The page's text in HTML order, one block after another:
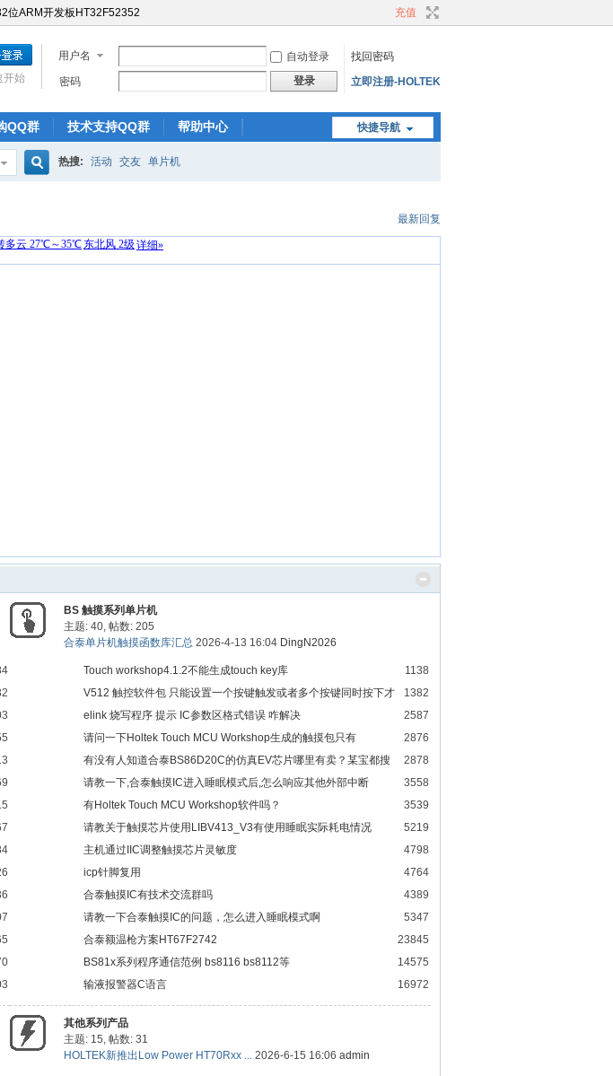
充值
用户名 自动登录
找回密码
密码
登录 立即注册-HOLTEK
开始
快捷导航
QQ群 技术支持QQ群 帮助中心
索
热搜: 活动 交友 单片机
最新回复
BS 触摸系列单片机
主题: 40, 帖数: 205
合泰单片机触摸函数库汇总 2026-4-13 16:04 DingN2026
1138
Touch workshop4.1.2不能生成touch key库
1382
V512 触控软件包 只能设置一个按键触发或者多个按键同时按下才
触发吗？
2587
elink 烧写程序 提示 IC参数区格式错误 咋解决
2876
请问一下Holtek Touch MCU Workshop生成的触摸包只有
bs84b08c，没有bs84b08a
2878
有没有人知道合泰BS86D20C的仿真EV芯片哪里有卖？某宝都搜
不到
3558
请教一下,合泰触摸IC进入睡眠模式后,怎么响应其他外部中断
3539
有Holtek Touch MCU Workshop软件吗？
5219
请教关于触摸芯片使用LIBV413_V3有使用睡眠实际耗电情况
4798
主机通过IIC调整触摸芯片灵敏度
4764
icp针脚复用
4389
合泰触摸IC有技术交流群吗
5347
请教一下合泰触摸IC的问题，怎么进入睡眠模式啊
23845
合泰额温枪方案HT67F2742
14575
BS81x系列程序通信范例 bs8116 bs8112等
16972
输液报警器C语言
其他系列产品
主题: 15, 帖数: 31
HOLTEK新推出Low Power HT70Rxx ... 2026-6-15 16:06 admin
位ARM开发板HT32F52352
位ARM开发板HT32F52352
发板,帮助初学者快速入门！
位ARM开发板HT32F52352